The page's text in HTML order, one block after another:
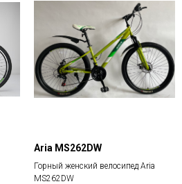
Aria MS262DW
Горный женский велосипед Aria
MS262DW